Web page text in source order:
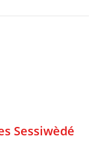
Sessiwèdé